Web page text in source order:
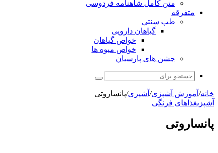
متن کامل شاهنامه فردوسی
متفرقه
طب سنتی
گیاهان دارویی
خواص گیاهان
خواص میوه ها
جشن های پارسیان
جستجو
خانه/ آموزش آشپزی/ آشپزی/پانساروتی
آشپزیغذاهای فرنگی
پانساروتی